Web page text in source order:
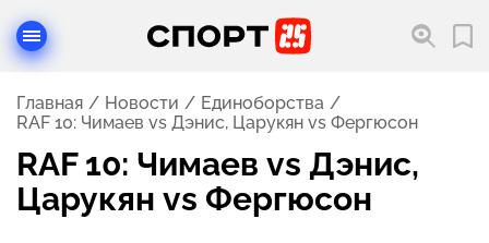
Главная Новости
Единоборства
RAF 10: Чимаев vs Дэнис, Царукян vs Фергюсон
RAF 10: Чимаев vs Дэнис,
Царукян vs Фергюсон